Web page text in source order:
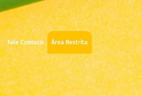
Fale Conosco Área Restrita